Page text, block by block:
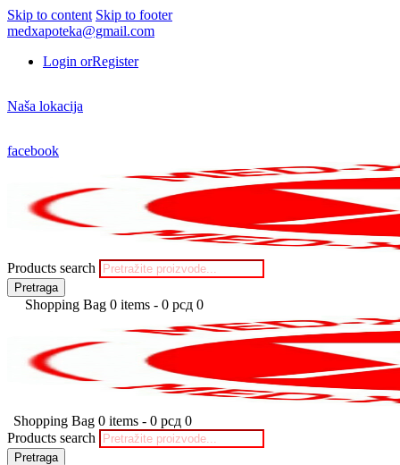
Skip to content Skip to footer
medxapoteka@gmail.com
Login orRegister
Naša lokacija
facebook
Products search
Pretraga
Shopping Bag 0 items - 0 рсд 0
Shopping Bag 0 items - 0 рсд 0
Products search
Pretraga